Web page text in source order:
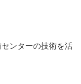
ンターの技術を活